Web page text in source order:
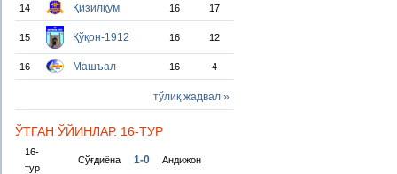
14 Қизилқум 16 17
15 Қўқон-1912 16 12
16 Машъал 16 4
тўлиқ жадвал »
ЎТГАН ЎЙИНЛАР. 16-ТУР
16-
тур
Сўғдиёна 1-0 Андижон